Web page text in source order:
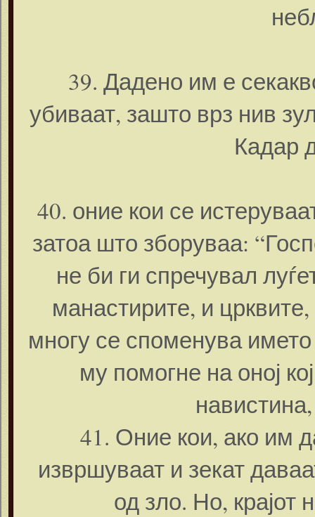
39. Дадено им е
убиваат, зашто врз нив
Кадар
40. оние кои се
затоа што зборуваа:
не би ги спречувал
манастирите, и
многу се споменува
му помогне на оној
41. Оние кои, ако им
извршуваат и зекат
од зло. Но, крајот